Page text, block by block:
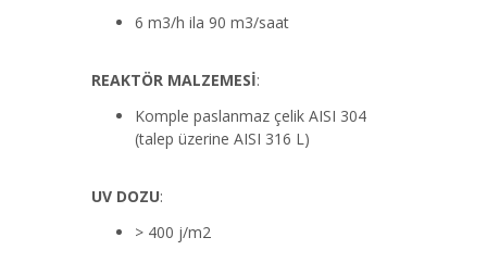
6 m3/h ila 90 m3/saat
REAKTÖR MALZEMESİ:
Komple paslanmaz çelik AISI 304
(talep üzerine AISI 316 L)
UV DOZU:
> 400 j/m2